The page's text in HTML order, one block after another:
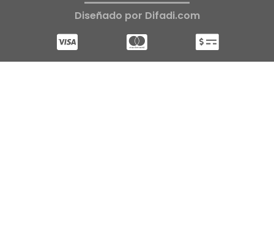
Diseñado por Difadi.com